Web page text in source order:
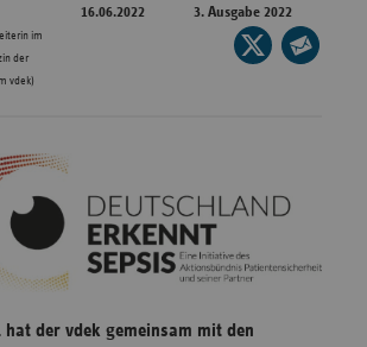
Hessen
im
der
vdek)
16.06.2022 3. Ausgabe 2022
Seite
auf
hat der vdek gemeinsam mit den